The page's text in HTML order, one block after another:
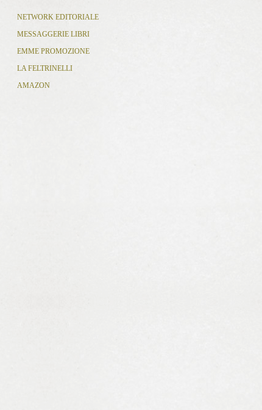
NETWORK EDITORIALE
MESSAGGERIE LIBRI
EMME PROMOZIONE
LA FELTRINELLI
AMAZON